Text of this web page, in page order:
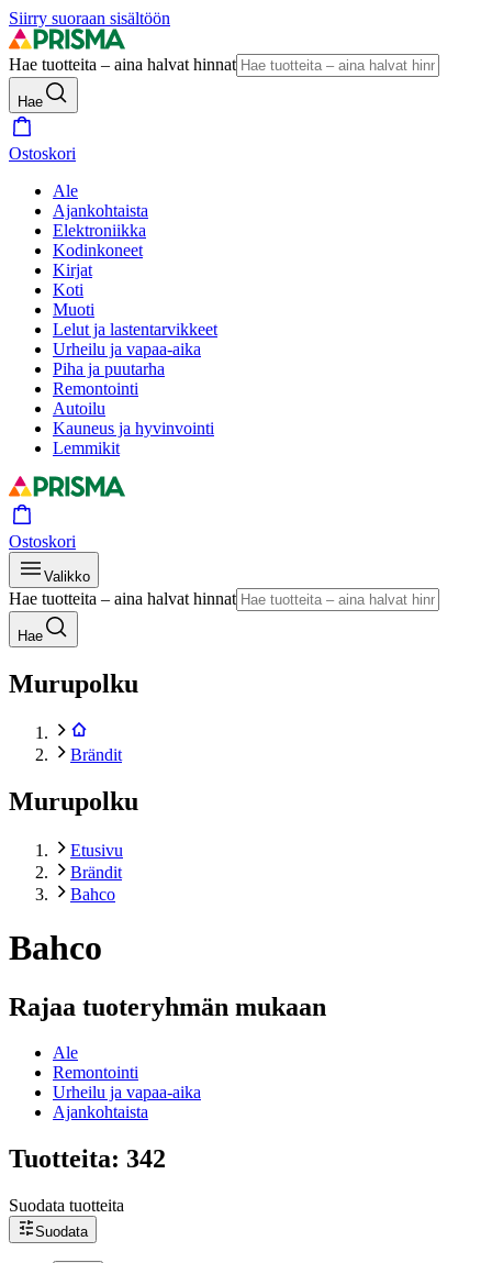
Siirry suoraan sisältöön
Hae tuotteita – aina halvat hinnat
Hae
Ostoskori
Ale
Ajankohtaista
Elektroniikka
Kodinkoneet
Kirjat
Koti
Muoti
Lelut ja lastentarvikkeet
Urheilu ja vapaa-aika
Piha ja puutarha
Remontointi
Autoilu
Kauneus ja hyvinvointi
Lemmikit
Ostoskori
Valikko
Hae tuotteita – aina halvat hinnat
Hae
Murupolku
Brändit
Murupolku
Etusivu
Brändit
Bahco
Bahco
Rajaa tuoteryhmän mukaan
Ale
Remontointi
Urheilu ja vapaa-aika
Ajankohtaista
Tuotteita: 342
Suodata tuotteita
Suodata